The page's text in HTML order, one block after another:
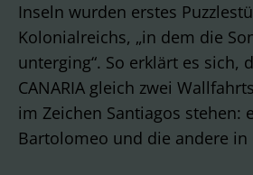
Inseln wurden erstes
Kolonialreichs, „in dem die
unterging“. So erklärt es sich,
CANARIA gleich zwei
im Zeichen Santiagos stehen:
Bartolomeo und die andere in